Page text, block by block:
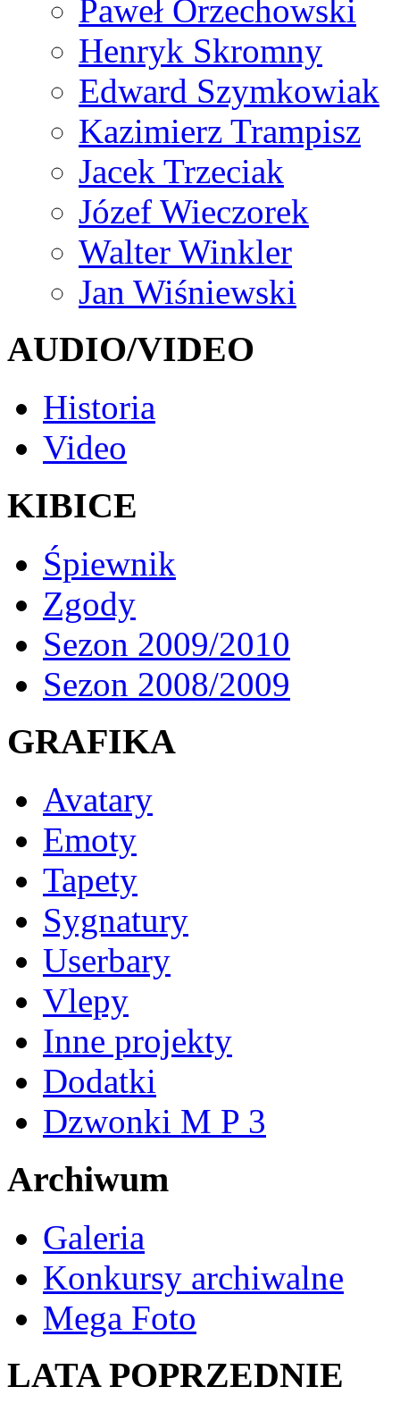
Paweł Orzechowski
Henryk Skromny
Edward Szymkowiak
Kazimierz Trampisz
Jacek Trzeciak
Józef Wieczorek
Walter Winkler
Jan Wiśniewski
AUDIO/VIDEO
Historia
Video
KIBICE
Śpiewnik
Zgody
Sezon 2009/2010
Sezon 2008/2009
GRAFIKA
Avatary
Emoty
Tapety
Sygnatury
Userbary
Vlepy
Inne projekty
Dodatki
Dzwonki M P 3
Archiwum
Galeria
Konkursy archiwalne
Mega Foto
LATA POPRZEDNIE